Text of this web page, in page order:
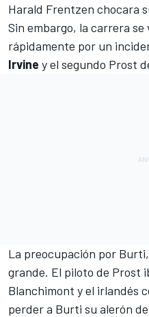
Harald Frentzen chocara
Sin embargo, la carrera
rápidamente por un
Irvine y el segundo Prost
La preocupación por
grande. El piloto de Prost
Blanchimont y el irlandés
perder a Burti su alerón